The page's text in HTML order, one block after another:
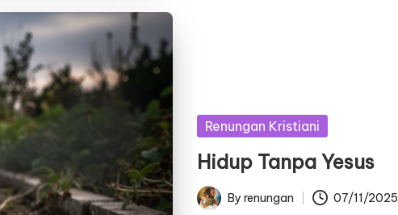
Posted
Renungan Kristiani
Hidup Tanpa Yesus
Posted
Byrenungan 07/11/2025